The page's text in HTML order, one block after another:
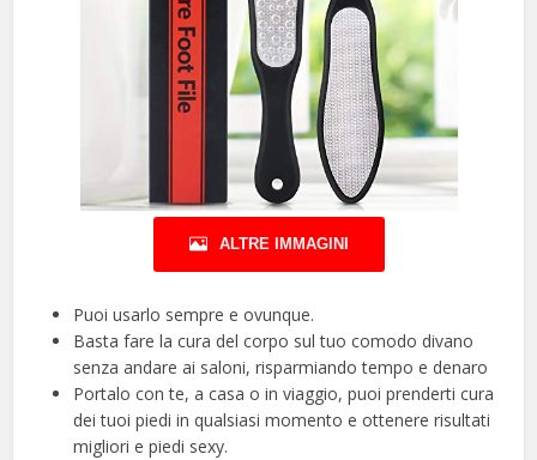
ALTRE IMMAGINI
Puoi usarlo sempre e ovunque.
Basta fare la cura del corpo sul tuo comodo divano
senza andare ai saloni, risparmiando tempo e denaro
Portalo con te, a casa o in viaggio, puoi prenderti cura
dei tuoi piedi in qualsiasi momento e ottenere risultati
migliori e piedi sexy.